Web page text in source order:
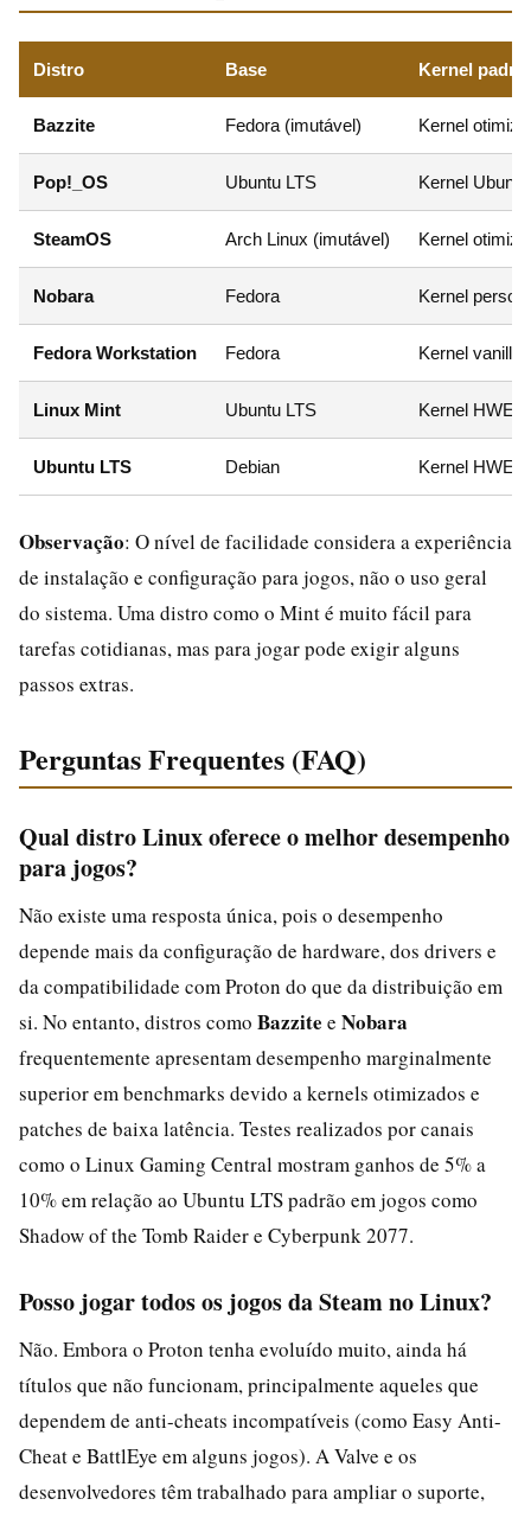
Distro Base Kernel
Bazzite Fedora (imutável) Kernel
Pop!_OS Ubuntu LTS Kernel
SteamOS Arch Linux (imutável) Kernel
Nobara Fedora Kernel
Fedora Workstation Fedora Kernel vanilla
Linux Mint Ubuntu LTS Kernel HWE
Ubuntu LTS Debian Kernel HWE
Observação: O nível de facilidade considera a experiência
de instalação e configuração para jogos, não o uso geral
do sistema. Uma distro como o Mint é muito fácil para
tarefas cotidianas, mas para jogar pode exigir alguns
passos extras.
Perguntas Frequentes (FAQ)
Qual distro Linux oferece o melhor desempenho
para jogos?
Não existe uma resposta única, pois o desempenho
depende mais da configuração de hardware, dos drivers e
da compatibilidade com Proton do que da distribuição em
si. No entanto, distros como Bazzite e Nobara
frequentemente apresentam desempenho marginalmente
superior em benchmarks devido a kernels otimizados e
patches de baixa latência. Testes realizados por canais
como o Linux Gaming Central mostram ganhos de 5% a
10% em relação ao Ubuntu LTS padrão em jogos como
Shadow of the Tomb Raider e Cyberpunk 2077.
Posso jogar todos os jogos da Steam no Linux?
Não. Embora o Proton tenha evoluído muito, ainda há
títulos que não funcionam, principalmente aqueles que
dependem de anti-cheats incompatíveis (como Easy Anti-
Cheat e BattlEye em alguns jogos). A Valve e os
desenvolvedores têm trabalhado para ampliar o suporte,